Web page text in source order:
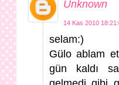
Unknown
14 Kas 2010
selam:)
Gülo ablam
gün kaldı